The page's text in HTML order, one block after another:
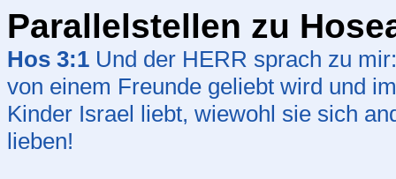
Parallelstellen zu
Hos 3:1 Und der HERR sprach zu
von einem Freunde geliebt wird und
Kinder Israel liebt, wiewohl sie sich
lieben!